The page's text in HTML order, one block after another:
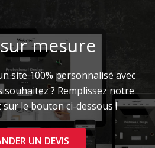
mesure
site 100% personnalisé avec
? Remplissez notre
sur le bouton ci-dessous !
UN DEVIS